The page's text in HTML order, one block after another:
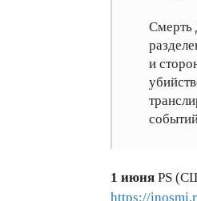
Смерть
и
1 июня PS
https://